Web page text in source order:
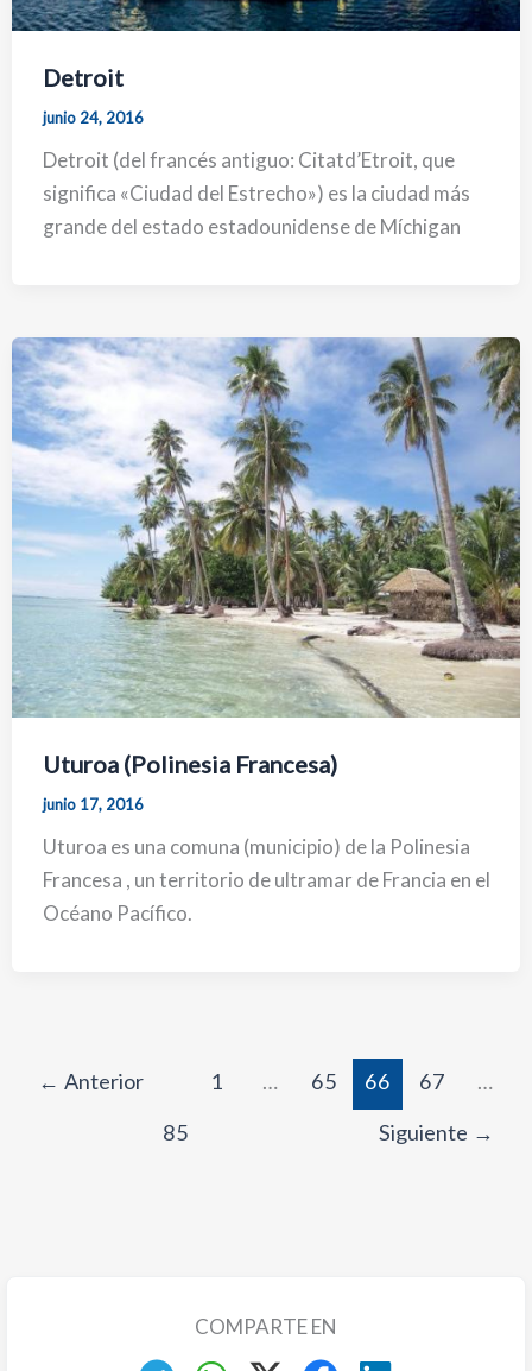
Detroit
junio 24, 2016
Detroit (del francés antiguo: Citatd’Etroit, que
significa «Ciudad del Estrecho») es la ciudad más
grande del estado estadounidense de Míchigan
Uturoa (Polinesia Francesa)
junio 17, 2016
Uturoa es una comuna (municipio) de la Polinesia
Francesa , un territorio de ultramar de Francia en el
Océano Pacífico.
← Anterior 1 … 65 66 67
…
85
Siguiente →
COMPARTE EN